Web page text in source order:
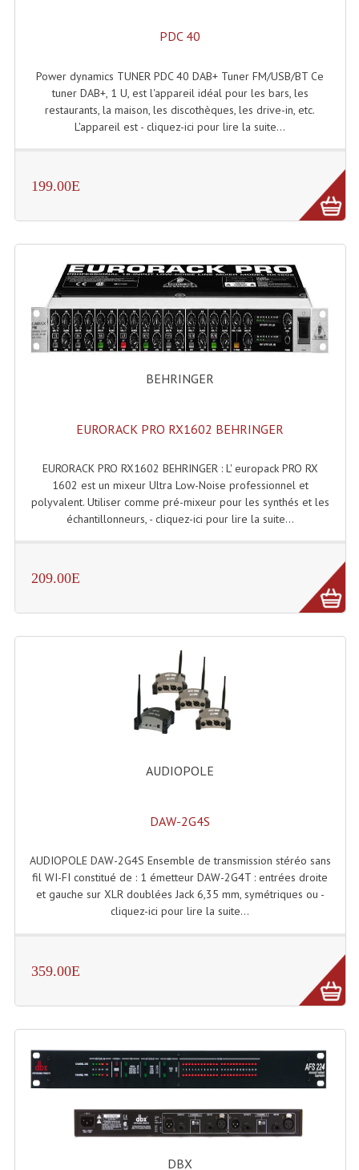
PDC 40
Power dynamics TUNER PDC 40 DAB+ Tuner FM/USB/BT Ce
tuner DAB+, 1 U, est l'appareil idéal pour les bars, les
restaurants, la maison, les discothèques, les drive-in, etc.
L'appareil est - cliquez-ici pour lire la suite...
199.00E
BEHRINGER
EURORACK PRO RX1602 BEHRINGER
EURORACK PRO RX1602 BEHRINGER : L' europack PRO RX
1602 est un mixeur Ultra Low-Noise professionnel et
polyvalent. Utiliser comme pré-mixeur pour les synthés et les
échantillonneurs, - cliquez-ici pour lire la suite...
209.00E
AUDIOPOLE
DAW-2G4S
AUDIOPOLE DAW-2G4S Ensemble de transmission stéréo sans
fil WI-FI constitué de : 1 émetteur DAW-2G4T : entrées droite
et gauche sur XLR doublées Jack 6,35 mm, symétriques ou -
cliquez-ici pour lire la suite...
359.00E
DBX